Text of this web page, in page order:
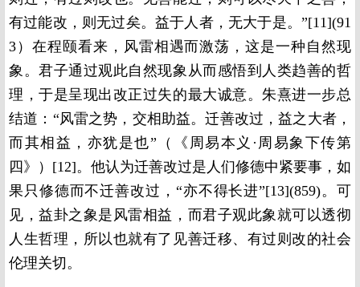
有过能改，则无过矣。益于人者，无大于是。”[11](91
3）在程颐看来，风雷相遇而激荡，这是一种自然现
象。君子通过观此自然现象从而感悟到人类趋善的哲
理，于是呈现出改正过失的最大诚意。朱熹进一步总
结道：“风雷之势，交相助益。迁善改过，益之大者，
而其相益，亦犹是也”（《周易本义·周易象下传第
四》）[12]。他认为迁善改过是人们修德中紧要事，如
果只修德而不迁善改过，“亦不得长进”[13](859)。可
见，益卦之象是风雷相益，而君子观此象就可以透彻
人生哲理，所以也就有了见善迁移、有过则改的社会
伦理关切。